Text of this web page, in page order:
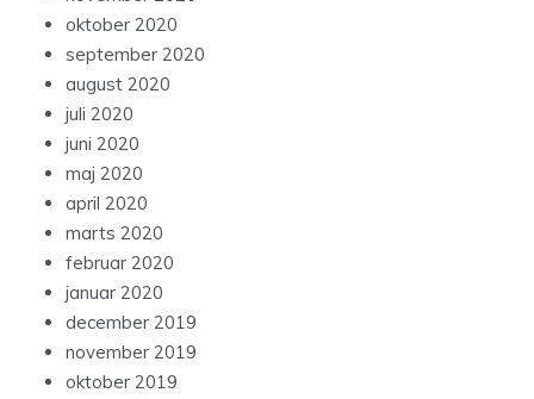
oktober 2020
september 2020
august 2020
juli 2020
juni 2020
maj 2020
april 2020
marts 2020
februar 2020
januar 2020
december 2019
november 2019
oktober 2019